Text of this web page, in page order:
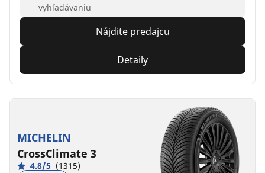
vyhľadávaniu
Nájdite predajcu
Detaily
MICHELIN
CrossClimate 3
4.8/5 (1315)